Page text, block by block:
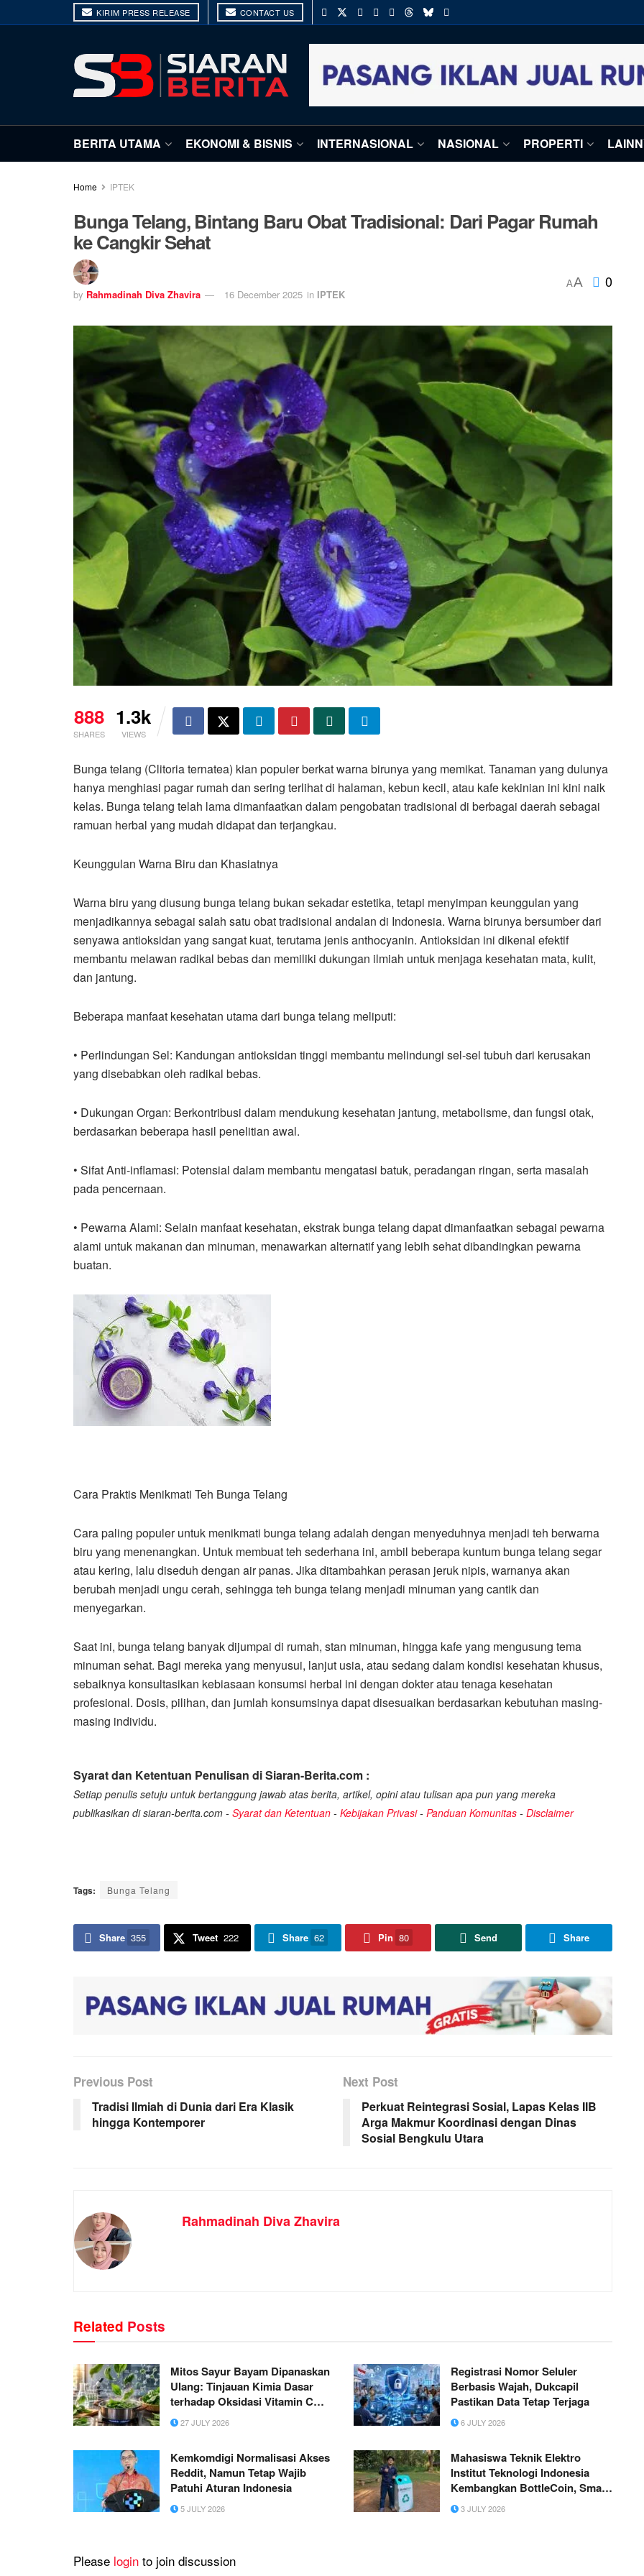
KIRIM PRESS RELEASE CONTACT US
BERITA UTAMA EKONOMI & BISNIS INTERNASIONAL NASIONAL PROPERTI
Home IPTEK
Bunga Telang, Bintang Baru Obat Tradisional: Dari Pagar Rumah
ke Cangkir Sehat
by Rahmadinah Diva Zhavira 16 December 2025 in IPTEK
AA 0
888
SHARES
1.3k
VIEWS
Bunga telang (Clitoria ternatea) kian populer berkat warna birunya yang memikat. Tanaman yang dulunya
hanya menghiasi pagar rumah dan sering terlihat di halaman, kebun kecil, atau kafe kekinian ini kini naik
kelas. Bunga telang telah lama dimanfaatkan dalam pengobatan tradisional di berbagai daerah sebagai
ramuan herbal yang mudah didapat dan terjangkau.
Keunggulan Warna Biru dan Khasiatnya
Warna biru yang diusung bunga telang bukan sekadar estetika, tetapi menyimpan keunggulan yang
menjadikannya sebagai salah satu obat tradisional andalan di Indonesia. Warna birunya bersumber dari
senyawa antioksidan yang sangat kuat, terutama jenis anthocyanin. Antioksidan ini dikenal efektif
membantu melawan radikal bebas dan memiliki dukungan ilmiah untuk menjaga kesehatan mata, kulit,
dan jantung.
Beberapa manfaat kesehatan utama dari bunga telang meliputi:
• Perlindungan Sel: Kandungan antioksidan tinggi membantu melindungi sel-sel tubuh dari kerusakan
yang disebabkan oleh radikal bebas.
• Dukungan Organ: Berkontribusi dalam mendukung kesehatan jantung, metabolisme, dan fungsi otak,
berdasarkan beberapa hasil penelitian awal.
• Sifat Anti-inflamasi: Potensial dalam membantu mengatasi batuk, peradangan ringan, serta masalah
pada pencernaan.
• Pewarna Alami: Selain manfaat kesehatan, ekstrak bunga telang dapat dimanfaatkan sebagai pewarna
alami untuk makanan dan minuman, menawarkan alternatif yang lebih sehat dibandingkan pewarna
buatan.
Cara Praktis Menikmati Teh Bunga Telang
Cara paling populer untuk menikmati bunga telang adalah dengan menyeduhnya menjadi teh berwarna
biru yang menenangkan. Untuk membuat teh sederhana ini, ambil beberapa kuntum bunga telang segar
atau kering, lalu diseduh dengan air panas. Jika ditambahkan perasan jeruk nipis, warnanya akan
berubah menjadi ungu cerah, sehingga teh bunga telang menjadi minuman yang cantik dan
menyegarkan.
Saat ini, bunga telang banyak dijumpai di rumah, stan minuman, hingga kafe yang mengusung tema
minuman sehat. Bagi mereka yang menyusui, lanjut usia, atau sedang dalam kondisi kesehatan khusus,
sebaiknya konsultasikan kebiasaan konsumsi herbal ini dengan dokter atau tenaga kesehatan
profesional. Dosis, pilihan, dan jumlah konsumsinya dapat disesuaikan berdasarkan kebutuhan masing-
masing individu.
Syarat dan Ketentuan Penulisan di Siaran-Berita.com :
Setiap penulis setuju untuk bertanggung jawab atas berita, artikel, opini atau tulisan apa pun yang mereka
publikasikan di siaran-berita.com - Syarat dan Ketentuan - Kebijakan Privasi- Panduan Komunitas - Disclaimer
Tags: Bunga Telang
Share 355 Tweet 222 Share 62 Pin 80 Send Share
Previous Post
Tradisi Ilmiah di Dunia dari Era Klasik
hingga Kontemporer
Next Post
Perkuat Reintegrasi Sosial, Lapas Kelas IIB
Arga Makmur Koordinasi dengan Dinas
Sosial Bengkulu Utara
Rahmadinah Diva Zhavira
Related Posts
Mitos Sayur Bayam Dipanaskan
Ulang: Tinjauan Kimia Dasar
terhadap Oksidasi Vitamin C
dan Pembentukan Senyawa
Toksik
27 JULY 2026
Registrasi Nomor Seluler
Berbasis Wajah, Dukcapil
Pastikan Data Tetap Terjaga
6 JULY 2026
Kemkomdigi Normalisasi Akses
Reddit, Namun Tetap Wajib
Patuhi Aturan Indonesia
5 JULY 2026
Mahasiswa Teknik Elektro
Institut Teknologi Indonesia
Kembangkan BottleCoin, Smart
Bottle Collection Station
Berbasis IoT untuk Mendukung
3 JULY 2026
Please login to join discussion